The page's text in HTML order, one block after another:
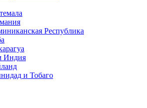
Республика
Индия
и Тобаго